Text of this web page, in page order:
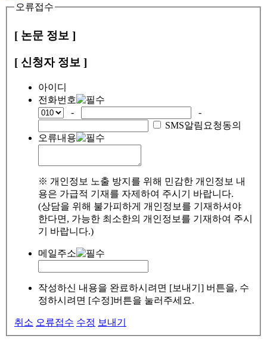
오류접수
[ 논문 정보 ]
[ 신청자 정보 ]
아이디
전화번호
-
-
SMS알림요청동의
오류내용
※ 개인정보 노출 방지를 위해 민감한 개인정보 내
용은 가급적 기재를 자제하여 주시기 바랍니다.
(상담을 위해 불가피하게 개인정보를 기재하셔야
한다면, 가능한 최소한의 개인정보를 기재하여 주시
기 바랍니다.)
메일주소
작성하신 내용을 완료하시려면 [보내기] 버튼을, 수
정하시려면 [수정]버튼을 눌러주세요.
취소 오류접수 수정 보내기